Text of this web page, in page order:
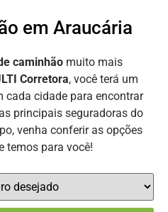
em Araucária
caminhão muito mais
Corretora, você terá um
cada cidade para encontrar
principais seguradoras do
venha conferir as opções
temos para você!